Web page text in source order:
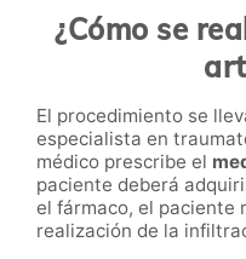
¿Cómo se
El procedimiento se
especialista en
médico prescribe el
paciente deberá
el fármaco, el paciente
realización de la